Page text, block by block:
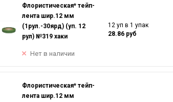
Флористическая* тейп-
лента шир.12 мм
(1рул.-30ярд) (уп. 12
рул) №319 хаки
Нет в наличии
12 уп в 1 упак
28.86 руб
Флористическая* тейп-
лента шир.12 мм